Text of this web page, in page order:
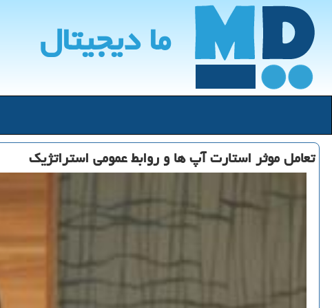
ما دیجیتال
تعامل موثر استارت آپ ها و روابط عمومی استراتژیك